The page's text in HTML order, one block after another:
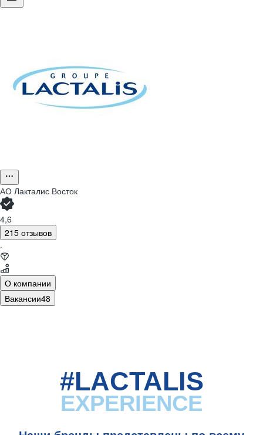
АО Лакталис Восток
4,6
215 отзывов
·
О компании
Вакансии48
#LACTALIS
EXPERIENCE